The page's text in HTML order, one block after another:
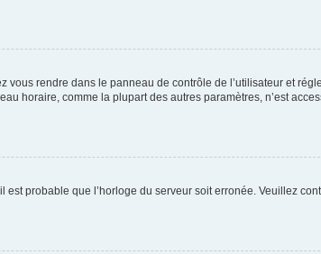
rendre dans le panneau de contrôle de l’utilisateur et
horaire, comme la plupart des autres paramètres, n’est
probable que l’horloge du serveur soit erronée. Veuillez